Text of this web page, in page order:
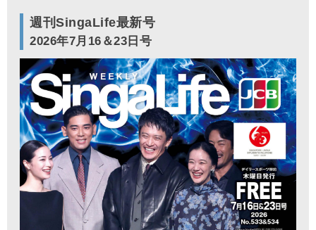
週刊SingaLife最新号
2026年7月16＆23日号